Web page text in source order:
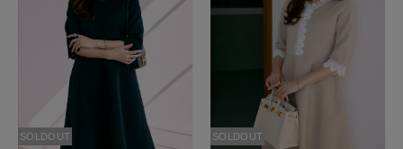
SOLDOUT SOLDOUT